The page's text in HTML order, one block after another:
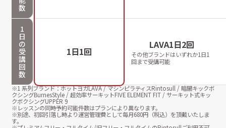
数
1
日
の
受
講
回
数
1日1回
LAVA1日2回
その他ブランドはいずれか1日1
回まで受講可能
※1 系列ブランド：ホットヨガLAVA / マシンピラティスRintosull / 暗闇キックボ
クシングBurnesStyle / 超効率サーキットFIVE ELEMENT FIT / サーキット式キッ
クボクシングUPPER 9
※レッスンの同時予約可能件数はプランにより異なります。
※別途、初回引落し時より運営管理費として毎月680円（税込）を頂戴いたしま
す。